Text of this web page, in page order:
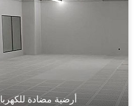
أرضية مضادة